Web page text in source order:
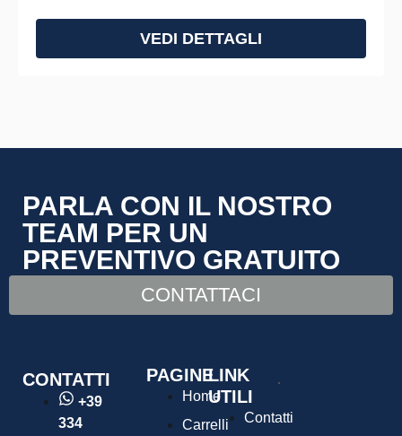
VEDI DETTAGLI
PARLA CON IL NOSTRO
TEAM PER UN
PREVENTIVO GRATUITO
CONTATTACI
CONTATTI
+39
334
PAGINE
Home
Carrelli
LINK
UTILI
Contatti